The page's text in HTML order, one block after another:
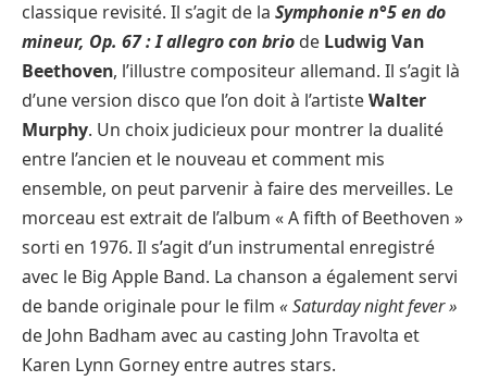
classique revisité. Il s’agit de la Symphonie n°5 en do
mineur, Op. 67 : I allegro con brio de Ludwig Van
Beethoven, l’illustre compositeur allemand. Il s’agit là
d’une version disco que l’on doit à l’artisteWalter
Murphy. Un choix judicieux pour montrer la dualité
entre l’ancien et le nouveau et comment mis
ensemble, on peut parvenir à faire des merveilles. Le
morceau est extrait de l’album « A fifth of Beethoven »
sorti en 1976. Il s’agit d’un instrumental enregistré
avec le Big Apple Band. La chanson a également servi
de bande originale pour le film « Saturday night fever »
de John Badham avec au casting John Travolta et
Karen Lynn Gorney entre autres stars.